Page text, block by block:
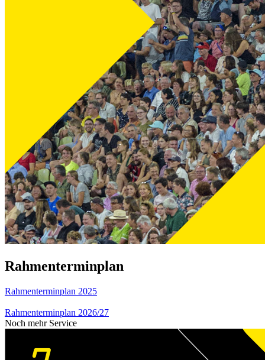
Rahmenterminplan
Rahmenterminplan 2025
Rahmenterminplan 2026/27
Noch mehr Service